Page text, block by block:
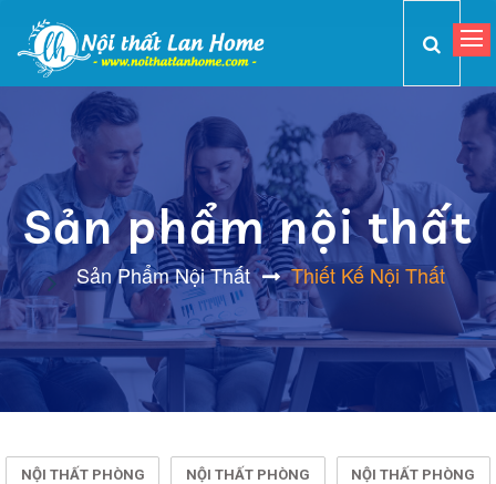
Sản phẩm nội thất
Sản Phẩm Nội Thất Thiết Kế Nội Thất
NỘI THẤT PHÒNG
NỘI THẤT PHÒNG
NỘI THẤT PHÒNG